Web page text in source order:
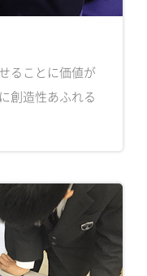
ることに価値が
創造性あふれる